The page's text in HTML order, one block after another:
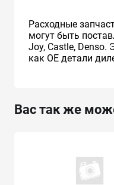
Расходные
могут быть
Joy, Castle, Denso.
как ОЕ детали
Вас так же